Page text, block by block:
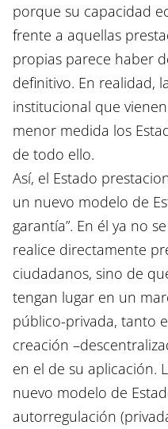
porque su capacidad
frente a aquellas
propias parece haber
definitivo. En realidad,
institucional que
menor medida los
de todo ello.
Así, el Estado
un nuevo modelo de
garantía”. En él ya no
realice directamente
ciudadanos, sino de
tengan lugar en un
público-privada, tanto
creación
en el de su aplicación.
nuevo modelo de
autorregulación